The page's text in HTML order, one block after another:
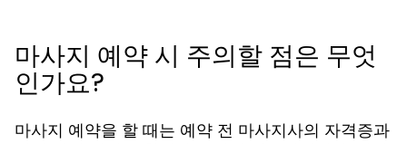
마사지 예약 시 주의할 점은 무엇
인가요?
마사지 예약을 할 때는 예약 전 마사지사의 자격증과